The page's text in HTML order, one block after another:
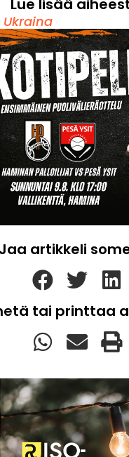
Lue lisää
Ukraina
Jaa artikkeli
tai printtaa